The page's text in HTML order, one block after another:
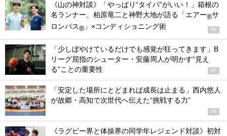
《山の神対談》「やっぱり“タイパ”がいい！」箱根の
名ランナー、柏原竜二と神野大地が語る「エアー®サ
ロンパス® 」×コンディショニング術 PR
「少しぼやけているだけでも感覚が狂ってきます」B
リーグ屈指のシューター・安藤周人が明かす“見え
る”ことの重要性
PR
「安定した場所にとどまれば成長は止まる」西内悠人
が故郷・高知で次世代へ伝えた“挑戦する力”
PR
《ラグビー界と体操界の同学年レジェンド対談》初対